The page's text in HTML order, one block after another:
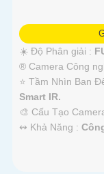
☀️ Độ Phân giải :
®️ Camera Công
⭐ Tầm Nhìn Ban
Smart IR.
🎨 Cấu Tạo
️↭ Khả Năng :